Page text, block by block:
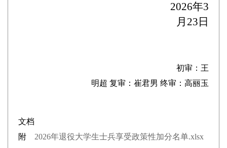
2026年3
月 23 日
初审：王
明超 复审：崔君男 终审：高丽玉
文档
附
2026年退役大学生士兵享受政策性加分名单.xlsx